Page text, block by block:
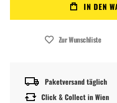
IN DEN
Zur Wunschliste
Paketversand täglich
Click & Collect in Wien